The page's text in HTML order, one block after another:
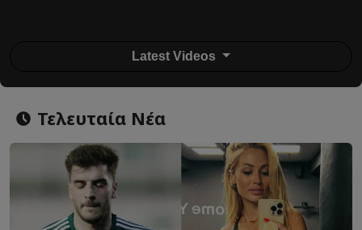
Latest Videos
Τελευταία Νέα